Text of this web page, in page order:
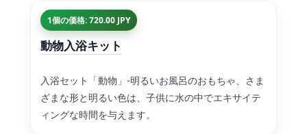
1個の価格: 720.00 JPY
動物入浴キット
入浴セット「動物」-明るいお風呂のおもちゃ、さま
ざまな形と明るい色は、子供に水の中でエキサイテ
ィングな時間を与えます。